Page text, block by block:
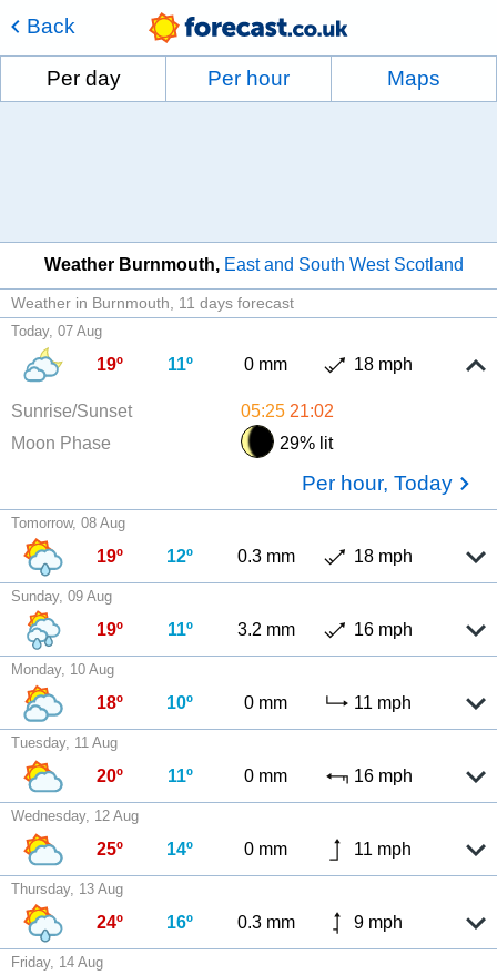
Back
Per day Per hour Maps
Weather Burnmouth East and South West Scotland
Weather in Burnmouth 11 days forecast
Today, 07 Aug
19º 11º 0 mm 18 mph
Sunrise/Sunset 05:25 21:02
Moon Phase
29% lit
Per hour, Today
Tomorrow, 08 Aug
19º 12º 0.3 mm 18 mph
Sunday, 09 Aug
19º 11º 3.2 mm 16 mph
Monday, 10 Aug
18º 10º 0 mm 11 mph
Tuesday, 11 Aug
20º 11º 0 mm 16 mph
Wednesday, 12 Aug
25º 14º 0 mm 11 mph
Thursday, 13 Aug
24º 16º 0.3 mm 9 mph
Friday, 14 Aug